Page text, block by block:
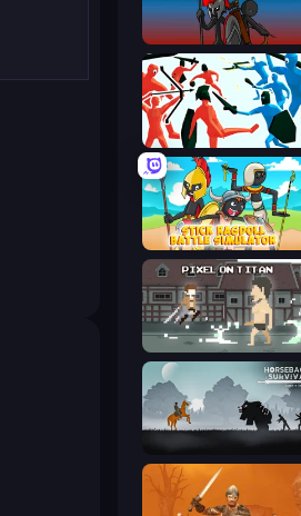
Stick War
Funny Battle Simulator
Stick Ragdoll Battle Simulator
Pixel on Titan: AoT
Horseback Survival